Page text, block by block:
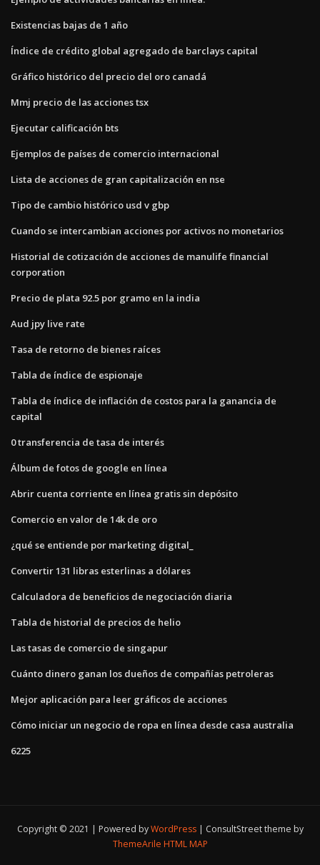
Existencias bajas de 1 año
Índice de crédito global agregado de barclays capital
Gráfico histórico del precio del oro canadá
Mmj precio de las acciones tsx
Ejecutar calificación bts
Ejemplos de países de comercio internacional
Lista de acciones de gran capitalización en nse
Tipo de cambio histórico usd v gbp
Cuando se intercambian acciones por activos no monetarios
Historial de cotización de acciones de manulife financial
corporation
Precio de plata 92.5 por gramo en la india
Aud jpy live rate
Tasa de retorno de bienes raíces
Tabla de índice de espionaje
Tabla de índice de inflación de costos para la ganancia de
capital
0 transferencia de tasa de interés
Álbum de fotos de google en línea
Abrir cuenta corriente en línea gratis sin depósito
Comercio en valor de 14k de oro
¿qué se entiende por marketing digital_
Convertir 131 libras esterlinas a dólares
Calculadora de beneficios de negociación diaria
Tabla de historial de precios de helio
Las tasas de comercio de singapur
Cuánto dinero ganan los dueños de compañías petroleras
Mejor aplicación para leer gráficos de acciones
Cómo iniciar un negocio de ropa en línea desde casa australia
6225
Copyright © 2021 | Powered byWordPress
ConsultStreet theme by
ThemeArile HTML MAP